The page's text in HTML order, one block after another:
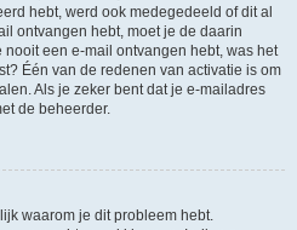
hebt, werd ook medegedeeld of dit al
ontvangen hebt, moet je de daarin
een e-mail ontvangen hebt, was het
Één van de redenen van activatie is om
Als je zeker bent dat je e-mailadres
de beheerder.
waarom je dit probleem hebt.